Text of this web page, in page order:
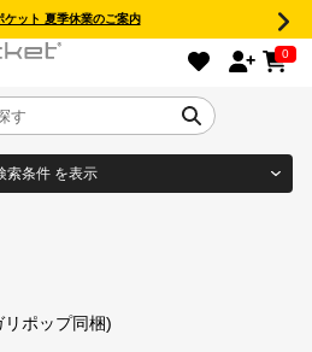
ケット 夏季休業のご案内
0
索条件 を表示
ポップ同梱)